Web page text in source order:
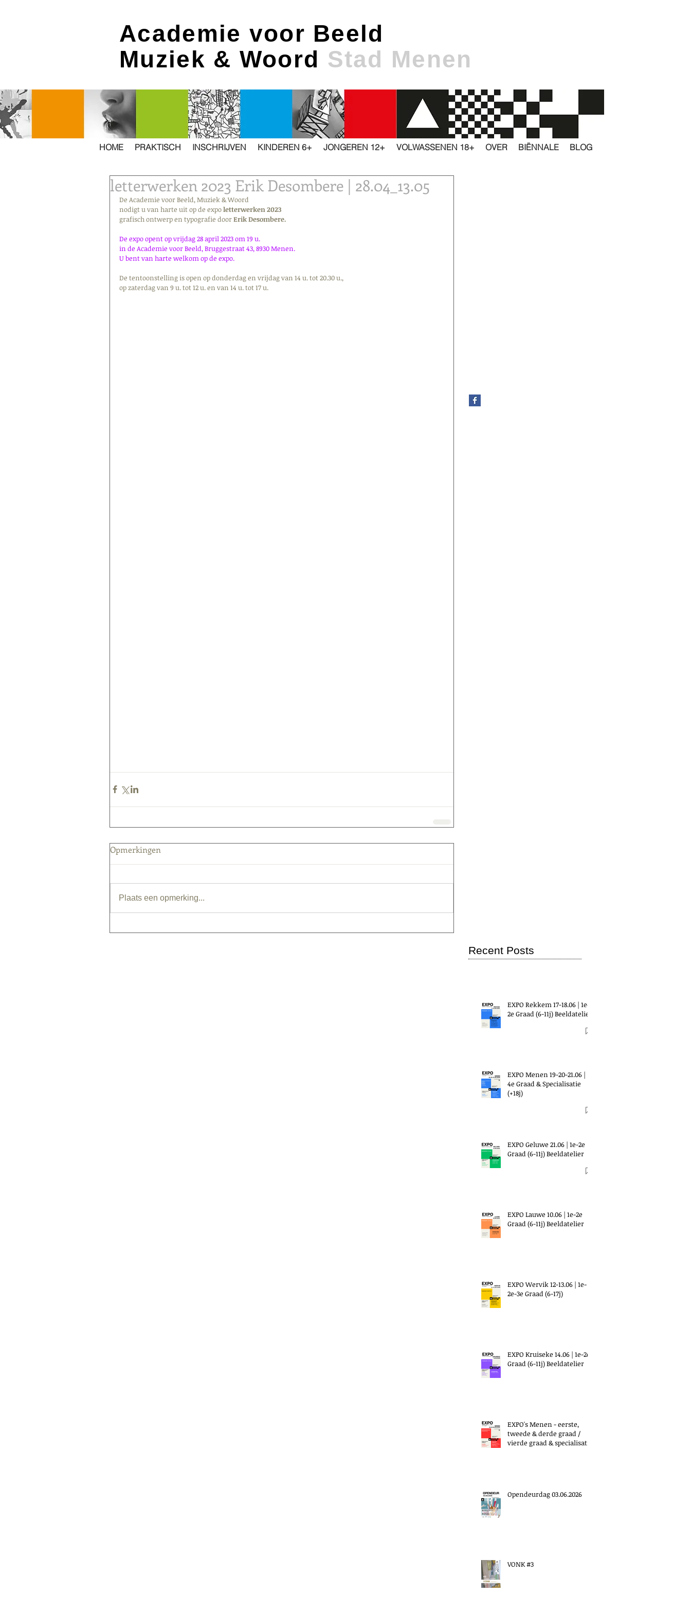
Academie voor Beeld
Muziek & Woord Stad Menen
HOME PRAKTISCH INSCHRIJVEN KINDEREN 6+ JONGEREN 12+ VOLWASSENEN 18+ OVER BIËNNALE BLOG
letterwerken 2023 Erik Desombere | 28.04_13.05
De Academie voor Beeld, Muziek & Woord
nodigt u van harte uit op de expo letterwerken 2023
grafisch ontwerp en typografie door Erik Desombere.
De expo opent op vrijdag 28 april 2023 om 19 u.
in de Academie voor Beeld, Bruggestraat 43, 8930 Menen.
U bent van harte welkom op de expo.
De tentoonstelling is open op donderdag en vrijdag van 14 u. tot 20.30 u.,
op zaterdag van 9 u. tot 12 u. en van 14 u. tot 17 u.
Opmerkingen
Plaats een opmerking...
Recent Posts
EXPO Rekkem 17-18.06 | 1e-
2e Graad (6-11j) Beeldatelier
EXPO Menen 19-20-21.06 |
4e Graad & Specialisatie
(+18j)
EXPO Geluwe 21.06 | 1e-2e
Graad (6-11j) Beeldatelier
EXPO Lauwe 10.06 | 1e-2e
Graad (6-11j) Beeldatelier
EXPO Wervik 12-13.06 | 1e-
2e-3e Graad (6-17j)
EXPO Kruiseke 14.06 | 1e-2e
Graad (6-11j) Beeldatelier
EXPO's Menen - eerste,
tweede & derde graad /
vierde graad & specialisatie
Opendeurdag 03.06.2026
VONK #3